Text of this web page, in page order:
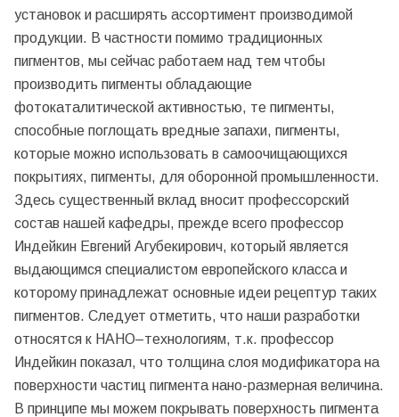
установок и расширять ассортимент производимой
продукции. В частности помимо традиционных
пигментов, мы сейчас работаем над тем чтобы
производить пигменты обладающие
фотокаталитической активностью, те пигменты,
способные поглощать вредные запахи, пигменты,
которые можно использовать в самоочищающихся
покрытиях, пигменты, для оборонной промышленности.
Здесь существенный вклад вносит профессорский
состав нашей кафедры, прежде всего профессор
Индейкин Евгений Агубекирович, который является
выдающимся специалистом европейского класса и
которому принадлежат основные идеи рецептур таких
пигментов. Следует отметить, что наши разработки
относятся к НАНО–технологиям, т.к. профессор
Индейкин показал, что толщина слоя модификатора на
поверхности частиц пигмента нано-размерная величина.
В принципе мы можем покрывать поверхность пигмента